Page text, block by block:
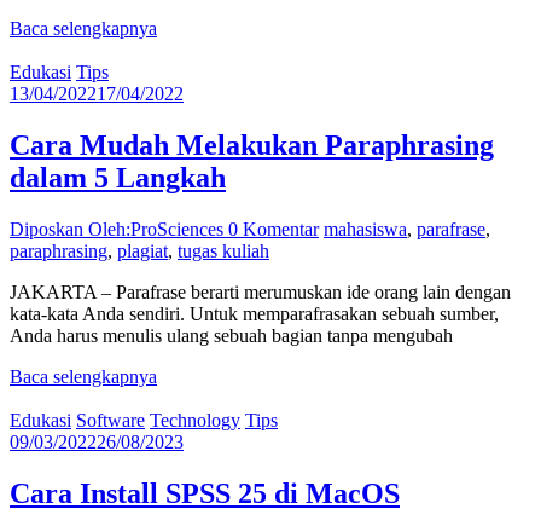
Baca selengkapnya
Edukasi Tips
13/04/202217/04/2022
Cara Mudah Melakukan Paraphrasing
dalam 5 Langkah
Diposkan Oleh:ProSciences 0 Komentar mahasiswa, parafrase,
paraphrasing, plagiat, tugas kuliah
JAKARTA – Parafrase berarti merumuskan ide orang lain dengan
kata-kata Anda sendiri. Untuk memparafrasakan sebuah sumber,
Anda harus menulis ulang sebuah bagian tanpa mengubah
Baca selengkapnya
Edukasi Software Technology Tips
09/03/202226/08/2023
Cara Install SPSS 25 di MacOS